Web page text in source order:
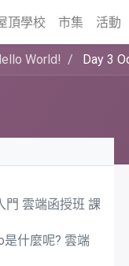
頂學校 市集 活動
World! Day 3
門 雲端函授班 課
是什麼呢? 雲端